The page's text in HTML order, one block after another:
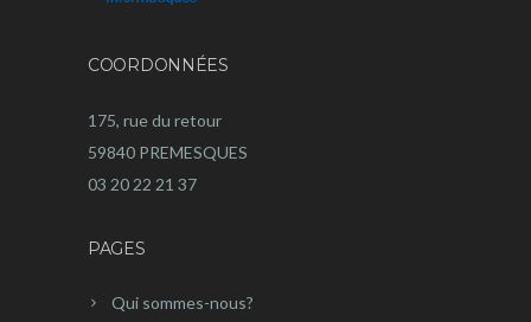
COORDONNÉES
175, rue du retour
59840 PREMESQUES
03 20 22 21 37
PAGES
Qui sommes-nous?